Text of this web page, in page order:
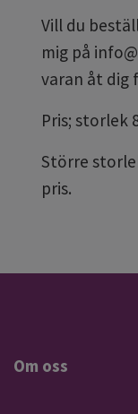
Vill du
mig på
varan åt dig
Pris; storlek
Större
pris.
Om oss